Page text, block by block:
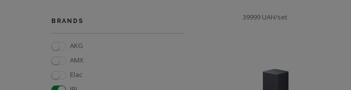
39999 UAH/set
BRANDS
AKG
AMX
Elac